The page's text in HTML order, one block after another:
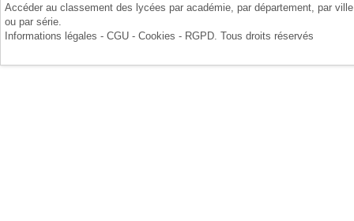
Accéder au classement des lycées par académie , par département , par ville
ou par série
Informations légales - CGU - Cookies - RGPD . Tous droits réservés